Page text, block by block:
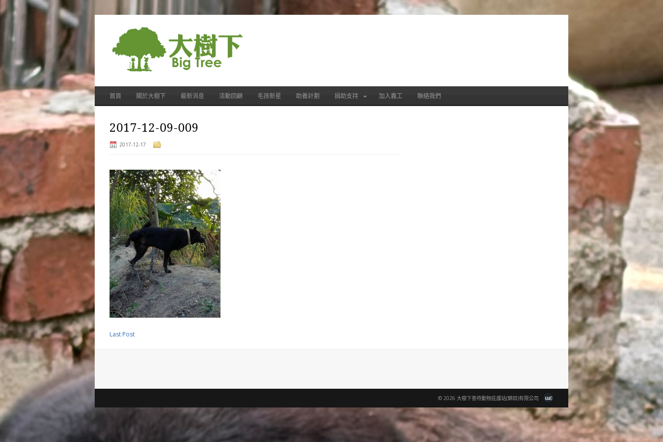
首頁 關於大樹下 最新消息 活動回顧 毛孩新星 助養計劃 捐助支持 加入義工 聯絡我們
2017-12-09-009
2017-12-17
Last Post
© 2026 大樹下善待動物庇護站(錦田)有限公司